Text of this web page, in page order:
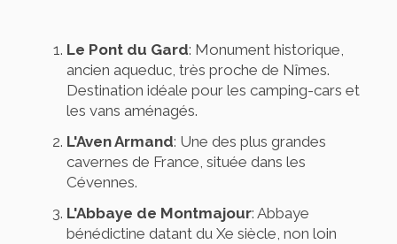
Le Pont du Gard: Monument historique,
ancien aqueduc, très proche de Nîmes.
Destination idéale pour les camping-cars et
les vans aménagés.
L'Aven Armand: Une des plus grandes
cavernes de France, située dans les
Cévennes.
L'Abbaye de Montmajour: Abbaye
bénédictine datant du Xe siècle, non loin